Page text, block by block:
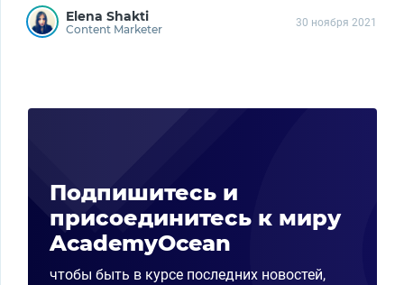
Elena Shakti
Content Marketer 30 ноября 2021
Подпишитесь и
присоединитесь к миру
AcademyOcean
чтобы быть в курсе последних новостей,